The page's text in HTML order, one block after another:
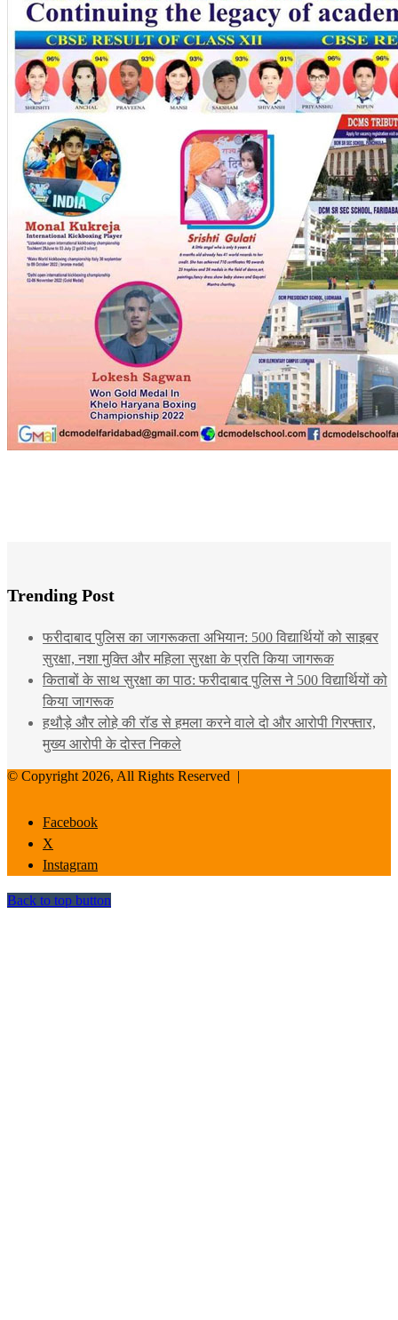
Trending Post
फरीदाबाद पुलिस का जागरूकता अभियान: 500 विद्यार्थियों को साइबर
सुरक्षा, नशा मुक्ति और महिला सुरक्षा के प्रति किया जागरूक
किताबों के साथ सुरक्षा का पाठ: फरीदाबाद पुलिस ने 500 विद्यार्थियों को
किया जागरूक
हथौड़े और लोहे की रॉड से हमला करने वाले दो और आरोपी गिरफ्तार,
मुख्य आरोपी के दोस्त निकले
© Copyright 2026, All Rights Reserved |
Facebook
X
Instagram
Back to top button